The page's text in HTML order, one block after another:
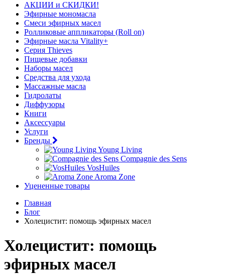
АКЦИИ и СКИДКИ!
Эфирные мономасла
Смеси эфирных масел
Ролликовые аппликаторы (Roll on)
Эфирные масла Vitality+
Серия Thieves
Пищевые добавки
Наборы масел
Средства для ухода
Массажные масла
Гидролаты
Диффузоры
Книги
Аксессуары
Услуги
Бренды
Young Living
Compagnie des Sens
VosHuiles
Aroma Zone
Уцененные товары
Главная
Блог
Холецистит: помощь эфирных масел
Холецистит: помощь
эфирных масел